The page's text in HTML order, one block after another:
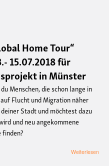
Home Tour“
15.07.2018 für
in Münster
Menschen, die schon lange in
Flucht und Migration näher
Stadt und möchtest dazu
und neu angekommene
Weiterlesen